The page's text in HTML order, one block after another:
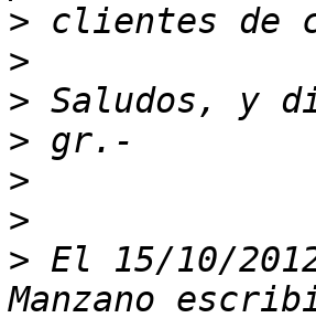
>
>
>
>
>
>
> El 15/10/